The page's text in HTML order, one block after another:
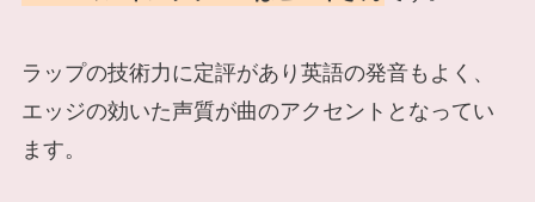
ラップの技術力に定評があり英語の発音もよく、
エッジの効いた声質が曲のアクセントとなってい
ます。